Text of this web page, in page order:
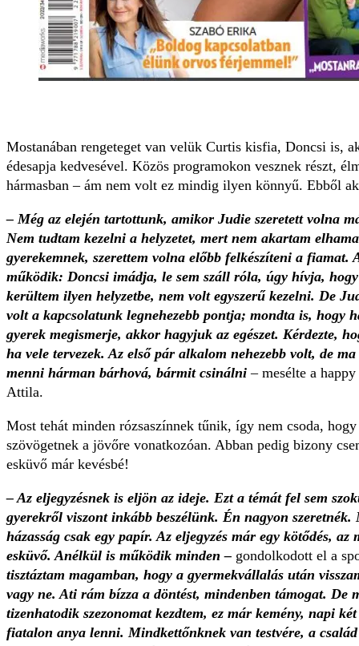
Mostanában rengeteget van velük Curtis kisfia, Doncsi is,
édesapja kedvesével. Közös programokon vesznek részt,
hármasban – ám nem volt ez mindig ilyen könnyű. Ebből
– Még az elején tartottunk, amikor Judie szeretett volna
Nem tudtam kezelni a helyzetet, mert nem akartam
gyerekemnek, szerettem volna előbb felkészíteni a fiamat.
működik: Doncsi imádja, le sem száll róla, úgy hívja,
kerültem ilyen helyzetbe, nem volt egyszerű kezelni. De
volt a kapcsolatunk legnehezebb pontja; mondta is, hogy
gyerek megismerje, akkor hagyjuk az egészet. Kérdezte,
ha vele tervezek. Az első pár alkalom nehezebb volt, de
menni hárman bárhová, bármit csinálni – mesélte a
Attila.
Most tehát minden rózsaszínnek tűnik, így nem csoda,
szövögetnek a jövőre vonatkozóan. Abban pedig bizony
esküvő már kevésbé!
– Az eljegyzésnek is eljön az ideje. Ezt a témát fel sem
gyerekről viszont inkább beszélünk. Én nagyon
házasság csak egy papír. Az eljegyzés már egy kötődés,
esküvő. Anélkül is működik minden – gondolkodott el a
tisztáztam magamban, hogy a gyermekvállalás után
vagy ne. Ati rám bízza a döntést, mindenben támogat. De
tizenhatodik szezonomat kezdtem, ez már kemény, napi két
fiatalon anya lenni. Mindkettőnknek van testvére, a